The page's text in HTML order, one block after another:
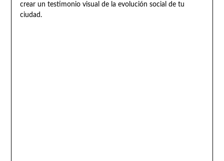
crear un testimonio visual de la evolución social de tu
ciudad.